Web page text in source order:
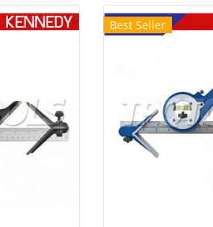
Best Seller